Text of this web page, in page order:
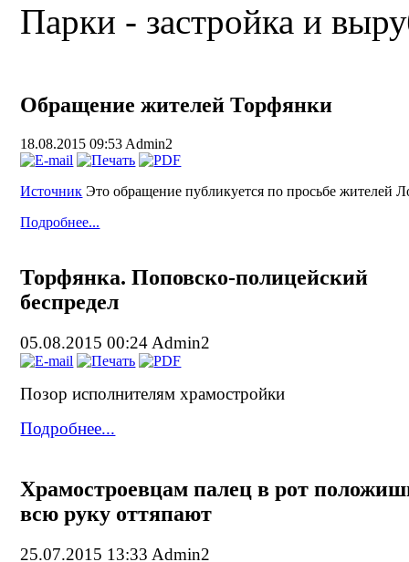
Парки - застройка и
Обращение жителей Торфянки
18.08.2015 09:53 Admin2
Источник Это обращение публикуется по просьбе жителей
Подробнее...
Торфянка. Поповско-полицейский
беспредел
05.08.2015 00:24 Admin2
Позор исполнителям храмостройки
Подробнее...
Храмостроевцам палец в рот
всю руку оттяпают
25.07.2015 13:33 Admin2